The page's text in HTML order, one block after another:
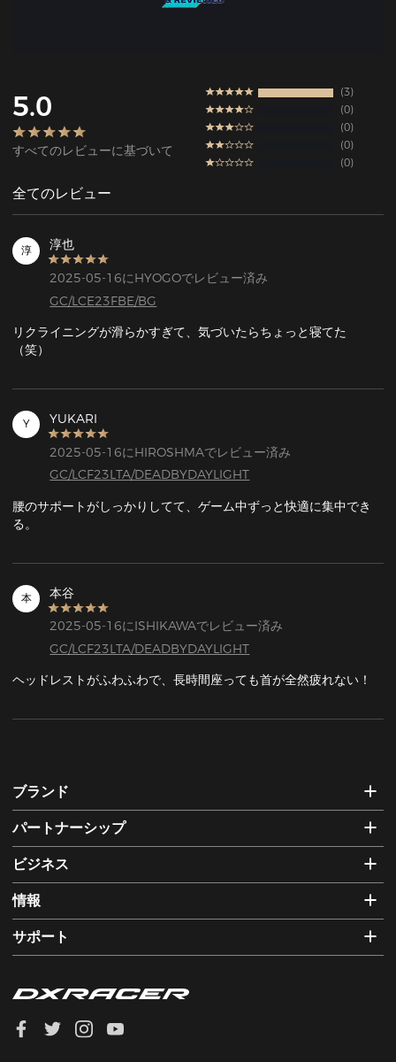
5.0
すべてのレビューに基づいて
3
0
0
0
0
全てのレビュー
淳 淳也
2025-05-16にHYOGOでレビュー済み
GC/LCE23FBE/BG
リクライニングが滑らかすぎて、気づいたらちょっと寝てた
（笑）
Y YUKARI
2025-05-16にHIROSHMAでレビュー済み
GC/LCF23LTA/DEADBYDAYLIGHT
腰のサポートがしっかりしてて、ゲーム中ずっと快適に集中でき
る。
本 本谷
2025-05-16にISHIKAWAでレビュー済み
GC/LCF23LTA/DEADBYDAYLIGHT
ヘッドレストがふわふわで、長時間座っても首が全然疲れない！
ブランド
パートナーシップ
ビジネス
情報
サポート